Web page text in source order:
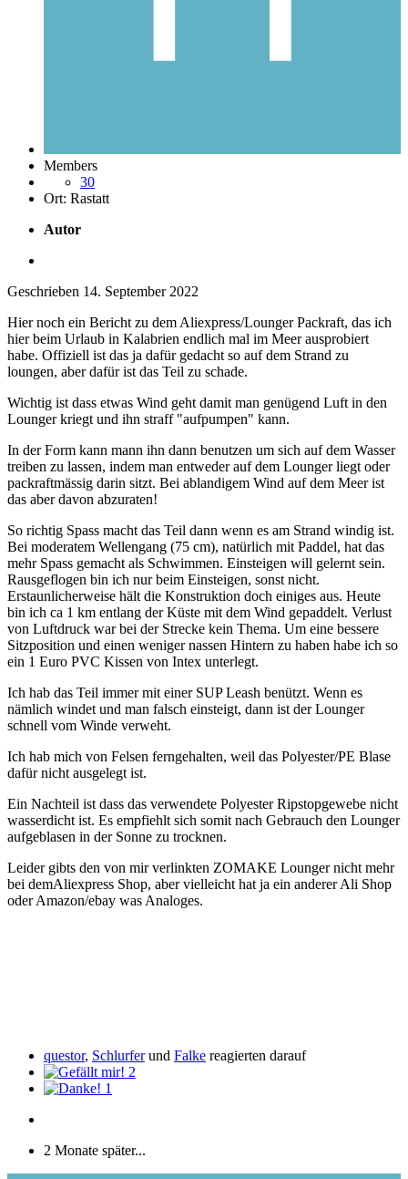
Members
30
Ort: Rastatt
Autor
Geschrieben 14. September 2022
Hier noch ein Bericht zu dem Aliexpress/Lounger Packraft, das ich
hier beim Urlaub in Kalabrien endlich mal im Meer ausprobiert
habe. Offiziell ist das ja dafür gedacht so auf dem Strand zu
loungen, aber dafür ist das Teil zu schade.
Wichtig ist dass etwas Wind geht damit man genügend Luft in den
Lounger kriegt und ihn straff "aufpumpen" kann.
In der Form kann mann ihn dann benutzen um sich auf dem Wasser
treiben zu lassen, indem man entweder auf dem Lounger liegt oder
packraftmässig darin sitzt. Bei ablandigem Wind auf dem Meer ist
das aber davon abzuraten!
So richtig Spass macht das Teil dann wenn es am Strand windig ist.
Bei moderatem Wellengang (75 cm), natürlich mit Paddel, hat das
mehr Spass gemacht als Schwimmen. Einsteigen will gelernt sein.
Rausgeflogen bin ich nur beim Einsteigen, sonst nicht.
Erstaunlicherweise hält die Konstruktion doch einiges aus. Heute
bin ich ca 1 km entlang der Küste mit dem Wind gepaddelt. Verlust
von Luftdruck war bei der Strecke kein Thema. Um eine bessere
Sitzposition und einen weniger nassen Hintern zu haben habe ich so
ein 1 Euro PVC Kissen von Intex unterlegt.
Ich hab das Teil immer mit einer SUP Leash benützt. Wenn es
nämlich windet und man falsch einsteigt, dann ist der Lounger
schnell vom Winde verweht.
Ich hab mich von Felsen ferngehalten, weil das Polyester/PE Blase
dafür nicht ausgelegt ist.
Ein Nachteil ist dass das verwendete Polyester Ripstopgewebe nicht
wasserdicht ist. Es empfiehlt sich somit nach Gebrauch den Lounger
aufgeblasen in der Sonne zu trocknen.
Leider gibts den von mir verlinkten ZOMAKE Lounger nicht mehr
bei demAliexpress Shop, aber vielleicht hat ja ein anderer Ali Shop
oder Amazon/ebay was Analoges.
questor, Schlurferund Falke reagierten darauf
2
1
2 Monate später...